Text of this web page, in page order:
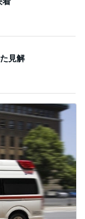
見解